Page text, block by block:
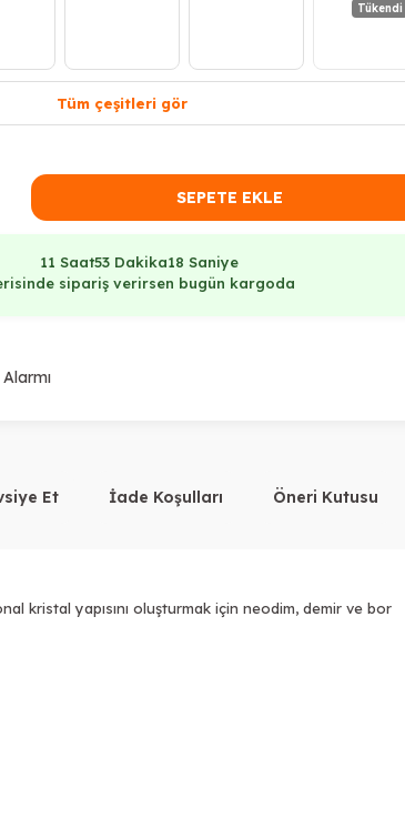
Tükendi
Tüm çeşitleri gör
SEPETE EKLE
11 Saat53 Dakika17 Saniye
sipariş verirsen bugün kargoda
Et İade Koşulları Öneri Kutusu
kristal yapısını oluşturmak için neodim, demir ve bor